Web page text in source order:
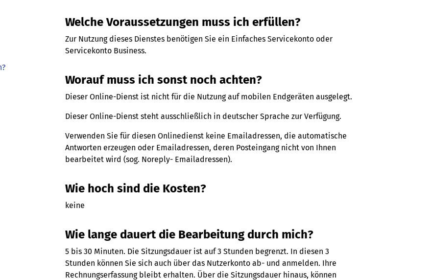
Welche Voraussetzungen muss ich erfüllen?
Zur Nutzung dieses Dienstes benötigen Sie ein Einfaches Servicekonto oder
Servicekonto Business.
Worauf muss ich sonst noch achten?
Dieser Online-Dienst ist nicht für die Nutzung auf mobilen Endgeräten ausgelegt.
Dieser Online-Dienst steht ausschließlich in deutscher Sprache zur Verfügung.
Verwenden Sie für diesen Onlinedienst keine Emailadressen, die automatische
Antworten erzeugen oder Emailadressen, deren Posteingang nicht von Ihnen
bearbeitet wird (sog. Noreply- Emailadressen).
Wie hoch sind die Kosten?
keine
Wie lange dauert die Bearbeitung durch mich?
5 bis 30 Minuten. Die Sitzungsdauer ist auf 3 Stunden begrenzt. In diesen 3
Stunden können Sie sich auch über das Nutzerkonto ab- und anmelden. Ihre
Rechnungserfassung bleibt erhalten. Über die Sitzungsdauer hinaus, können